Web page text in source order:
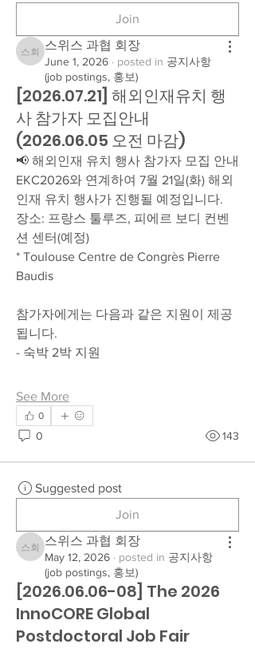
Join
스위스 과협 회장
스위스 과협 회장
June 1, 2026 · posted in 공지사항
(job postings, 홍보)
[2026.07.21] 해외인재유치 행
사 참가자 모집안내
(2026.06.05 오전 마감)
📢 해외인재 유치 행사 참가자 모집 안내
EKC2026와 연계하여 7월 21일(화) 해외
인재 유치 행사가 진행될 예정입니다.
장소: 프랑스 툴루즈, 피에르 보디 컨벤
션 센터(예정)
* Toulouse Centre de Congrès Pierre
Baudis
참가자에게는 다음과 같은 지원이 제공
됩니다.
- 숙박 2박 지원
See More
0
0 143
Suggested post
Join
스위스 과협 회장
스위스 과협 회장
May 12, 2026 · posted in 공지사항
(job postings, 홍보)
[2026.06.06-08] The 2026
InnoCORE Global
Postdoctoral Job Fair